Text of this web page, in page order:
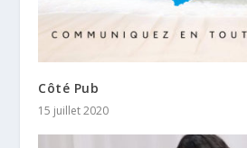
Côté Pub
15 juillet 2020